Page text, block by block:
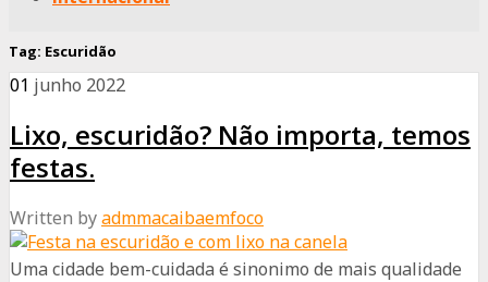
Tag: Escuridão
01 junho 2022
Lixo, escuridão? Não importa, temos
festas.
Written byadmmacaibaemfoco
Uma cidade bem-cuidada é sinonimo de mais qualidade